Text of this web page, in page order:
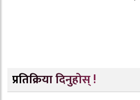
प्रतिक्रिया दिनुहोस् !